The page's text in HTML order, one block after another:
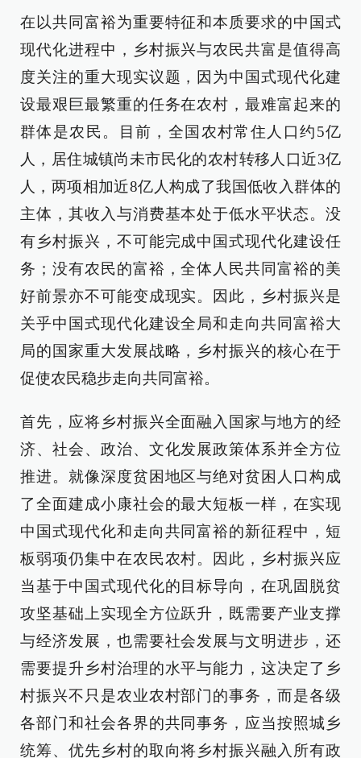
在以共同富裕为重要特征和本质要求的中国式
现代化进程中，乡村振兴与农民共富是值得高
度关注的重大现实议题，因为中国式现代化建
设最艰巨最繁重的任务在农村，最难富起来的
群体是农民。目前，全国农村常住人口约5亿
人，居住城镇尚未市民化的农村转移人口近3亿
人，两项相加近8亿人构成了我国低收入群体的
主体，其收入与消费基本处于低水平状态。没
有乡村振兴，不可能完成中国式现代化建设任
务；没有农民的富裕，全体人民共同富裕的美
好前景亦不可能变成现实。因此，乡村振兴是
关乎中国式现代化建设全局和走向共同富裕大
局的国家重大发展战略，乡村振兴的核心在于
促使农民稳步走向共同富裕。
首先，应将乡村振兴全面融入国家与地方的经
济、社会、政治、文化发展政策体系并全方位
推进。就像深度贫困地区与绝对贫困人口构成
了全面建成小康社会的最大短板一样，在实现
中国式现代化和走向共同富裕的新征程中，短
板弱项仍集中在农民农村。因此，乡村振兴应
当基于中国式现代化的目标导向，在巩固脱贫
攻坚基础上实现全方位跃升，既需要产业支撑
与经济发展，也需要社会发展与文明进步，还
需要提升乡村治理的水平与能力，这决定了乡
村振兴不只是农业农村部门的事务，而是各级
各部门和社会各界的共同事务，应当按照城乡
统筹、优先乡村的取向将乡村振兴融入所有政